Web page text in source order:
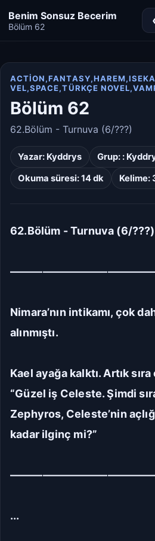
Benim Sonsuz Becerim
Bölüm 62
Koyu
Dar
16px
Rahat
Düz
VEL,SPACE,TÜRKÇE
Bölüm 62
62.Bölüm - Turnuva (6/???)
Yazar: Kyddrys Grup: :
Okuma süresi: 14 dk
Kelime:
62.Bölüm - Turnuva (6/???)
Nimara’nın intikamı, çok
alınmıştı.
Kael ayağa kalktı. Artık sıra
“Güzel iş Celeste. Şimdi
Zephyros, Celeste’nin
kadar ilginç mi?”
...